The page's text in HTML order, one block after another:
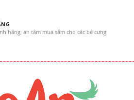
hãng, an tâm mua sắm cho các bé cưng